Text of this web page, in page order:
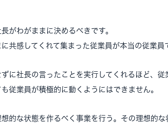
がわがままに決めるべきです。
共感してくれて集まった従業員が本当の従業員
に社長の言ったことを実行してくれるほど、従
従業員が積極的に動くようにはできません。
的な状態を作るべく事業を行う。その理想的